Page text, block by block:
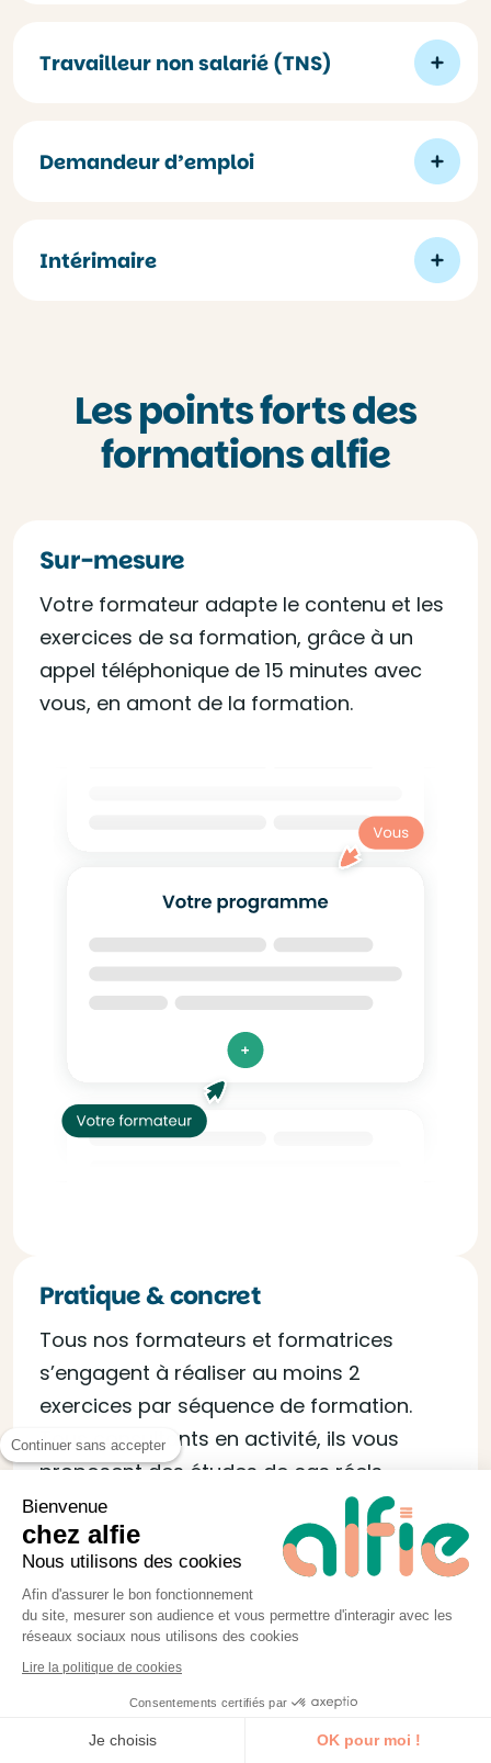
Travailleur non salarié (TNS)
Demandeur d’emploi
Intérimaire
Les points forts des
formations alfie
Sur-mesure
Votre formateur adapte le contenu et les
exercices de sa formation, grâce à un
appel téléphonique de 15 minutes avec
vous, en amont de la formation.
Pratique & concret
Tous nos formateurs et formatrices
s’engagent à réaliser au moins 2
exercices par séquence de formation.
Tous consultants en activité, ils vous
proposent des études de cas réels.
Toujours à jour
Continuer sans accepter
Bienvenue
chez alfie
Nous utilisons des cookies
Afin d'assurer le bon fonctionnement
du site, mesurer son audience et vous permettre d'interagir avec les
réseaux sociaux nous utilisons des cookies
Lire la politique de cookies
Consentements certifiés par
Je choisis OK pour moi !